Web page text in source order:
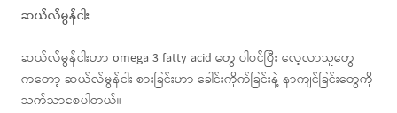
ဆယ်လ်မွန်ငါး
ဆယ်လ်မွန်ငါးဟာ omega 3 fatty acid တွေ ပါဝင်ပြီး လေ့လာသူတွေ
ကတော့ ဆယ်လ်မွန်ငါး စားခြင်းဟာ ခေါင်းကိုက်ခြင်းနဲ့ နာကျင်ခြင်းတွေကို
သက်သာစေပါတယ်။